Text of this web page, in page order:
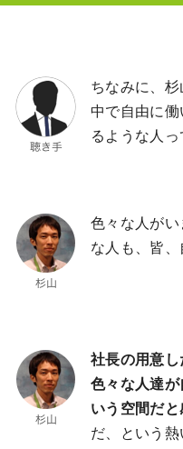
ちなみに、
中で自由に
るような人
色々な人が
な人も、皆、
社長の用意し
色々な人達
いう空間だ
だ、という熱